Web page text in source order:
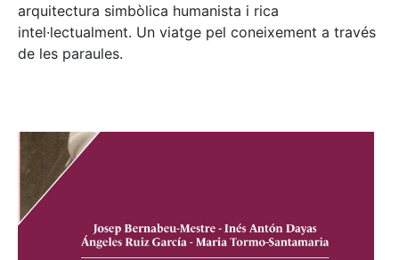
arquitectura simbòlica humanista i rica
intel·lectualment. Un viatge pel coneixement a través
de les paraules.